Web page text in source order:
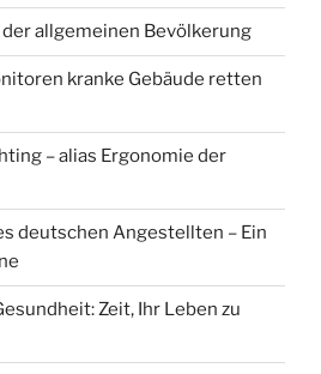
allgemeinen Bevölkerung
kranke Gebäude retten
– alias Ergonomie der
deutschen Angestellten – Ein
Zeit, Ihr Leben zu